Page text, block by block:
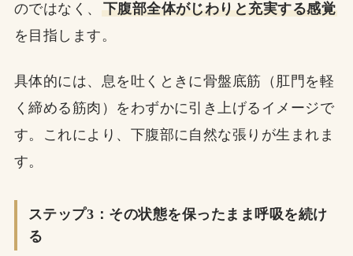
のではなく、
下腹部全体がじわりと充実する感覚
を目指します。
具体的には、息を吐くときに骨盤底筋（肛門を軽
く締める筋肉）をわずかに引き上げるイメージで
す。これにより、下腹部に自然な張りが生まれま
す。
ステップ3：その状態を保ったまま呼吸を続け
る